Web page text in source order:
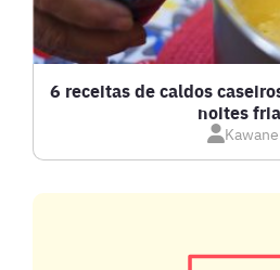
BOLOS E TORTAS
CALDOS
CARNE BOVINA
6 receitas de caldos
noites
Kawane